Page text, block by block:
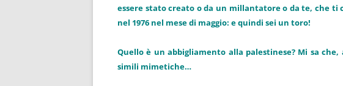
essere stato creato o da un millantatore o da te, che ti
nel 1976 nel mese di maggio: e quindi sei un toro!
Quello è un abbigliamento alla palestinese? Mi sa
simili mimetiche…